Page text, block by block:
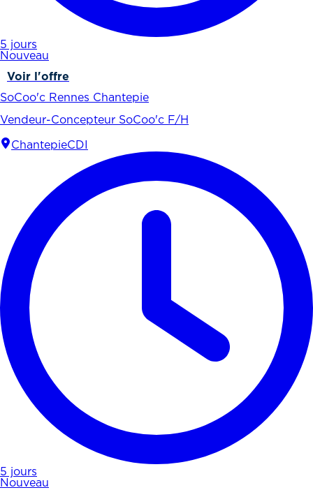
5 jours
Nouveau
Voir l'offre
SoCoo'c Rennes Chantepie
Vendeur-Concepteur SoCoo'c F/H
ChantepieCDI
5 jours
Nouveau